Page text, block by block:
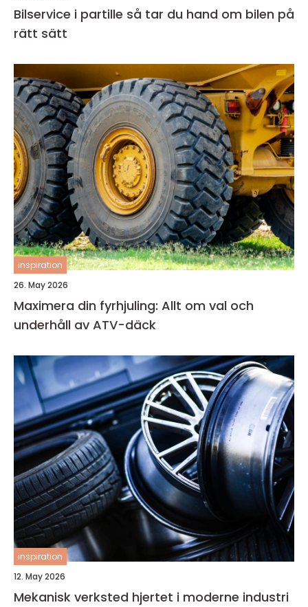
Bilservice i partille så tar du hand om bilen på
rätt sätt
inspiration
26. May 2026
Maximera din fyrhjuling: Allt om val och
underhåll av ATV-däck
inspiration
12. May 2026
Mekanisk verksted hjertet i moderne industri